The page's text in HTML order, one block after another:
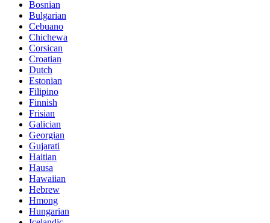
Bosnian
Bulgarian
Cebuano
Chichewa
Corsican
Croatian
Dutch
Estonian
Filipino
Finnish
Frisian
Galician
Georgian
Gujarati
Haitian
Hausa
Hawaiian
Hebrew
Hmong
Hungarian